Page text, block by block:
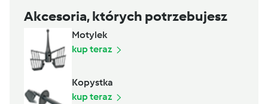
Akcesoria, których potrzebujesz
Motylek
kup teraz
Kopystka
kup teraz